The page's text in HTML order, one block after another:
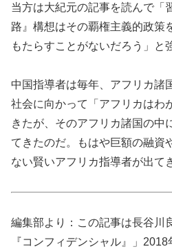
当方は大紀元の記事を読んで「
路』構想はその覇権主義的政策
もたらすことがないだろう」と
中国指導者は毎年、アフリカ諸
社会に向かって「アフリカはわ
きたが、そのアフリカ諸国の中
てきたのだ。もはや巨額の融資
ない賢いアフリカ指導者が出て
編集部より：この記事は長谷川
『コンフィデンシャル』」